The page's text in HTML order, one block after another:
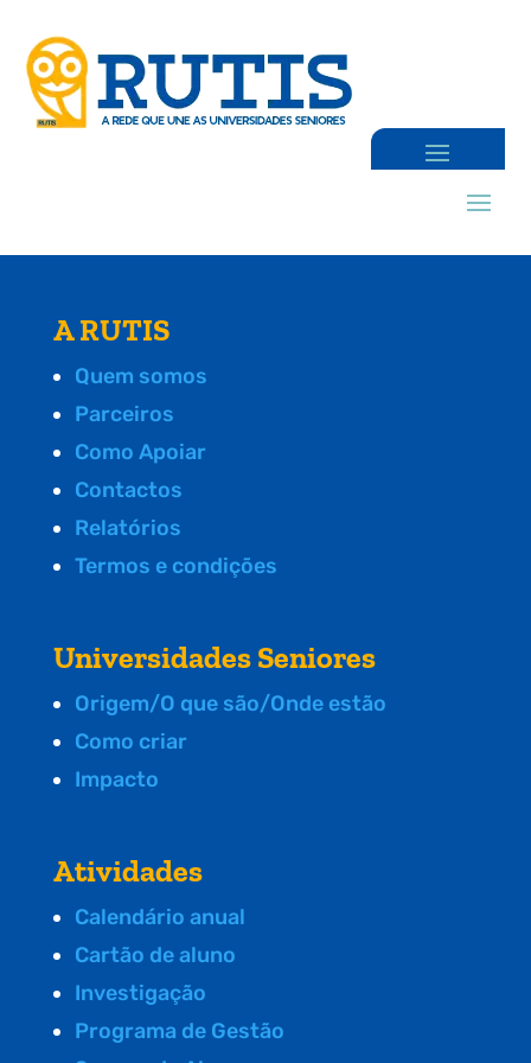
A RUTIS
Quem somos
Parceiros
Como Apoiar
Contactos
Relatórios
Termos e condições
Universidades Seniores
Origem/O que são/Onde estão
Como criar
Impacto
Atividades
Calendário anual
Cartão de aluno
Investigação
Programa de Gestão